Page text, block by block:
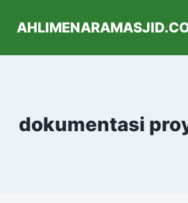
dokumentasi